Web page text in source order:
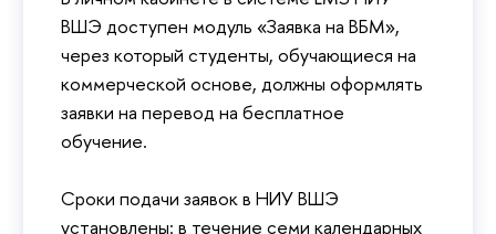
ВШЭ доступен модуль «Заявка на ВБМ»,
через который студенты, обучающиеся на
коммерческой основе, должны оформлять
заявки на перевод на бесплатное
обучение.
Сроки подачи заявок в НИУ ВШЭ
установлены: в течение семи календарных